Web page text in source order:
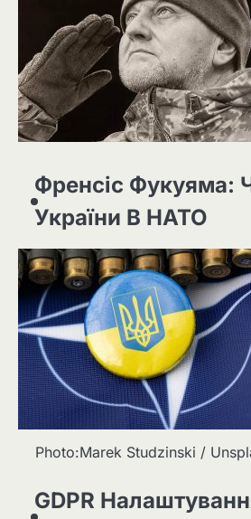
Френсіс Фукуяма:
України В НАТО
Photo:Marek Studzinski /
GDPR